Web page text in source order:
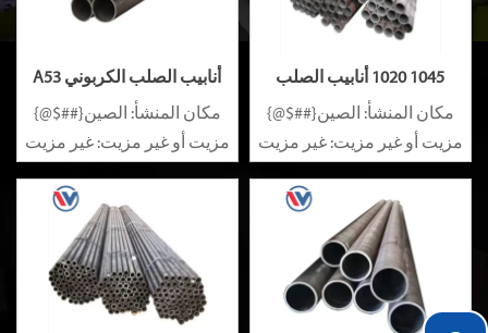
أنابيب الصلب الكربوني A53
A283
مكان المنشأ: الصين{##$@}
مزيت أو غير مزيت: غير مزيت
سبيكة
1045 1020 أنابيب الصلب
الكربوني 1045 1020
مكان المنشأ: الصين{##$@}
مزيت أو غير مزيت: غير مزيت
سبيكة